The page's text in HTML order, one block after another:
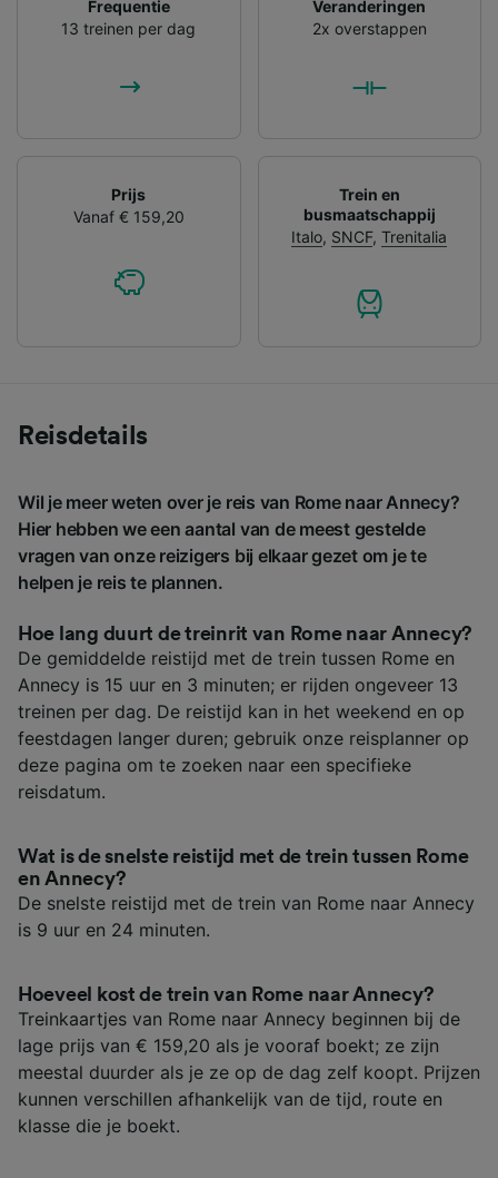
Frequentie
13 treinen per dag
Veranderingen
2x overstappen
Prijs
Vanaf € 159,20
Trein en
busmaatschappij
Italo, SNCF,Trenitalia
Reisdetails
Wil je meer weten over je reis van Rome naar Annecy?
Hier hebben we een aantal van de meest gestelde
vragen van onze reizigers bij elkaar gezet om je te
helpen je reis te plannen.
Hoe lang duurt de treinrit van Rome naar Annecy?
De gemiddelde reistijd met de trein tussen Rome en
Annecy is 15 uur en 3 minuten; er rijden ongeveer 13
treinen per dag. De reistijd kan in het weekend en op
feestdagen langer duren; gebruik onze reisplanner op
deze pagina om te zoeken naar een specifieke
reisdatum.
Wat is de snelste reistijd met de trein tussen Rome
en Annecy?
De snelste reistijd met de trein van Rome naar Annecy
is 9 uur en 24 minuten.
Hoeveel kost de trein van Rome naar Annecy?
Treinkaartjes van Rome naar Annecy beginnen bij de
lage prijs van € 159,20 als je vooraf boekt; ze zijn
meestal duurder als je ze op de dag zelf koopt. Prijzen
kunnen verschillen afhankelijk van de tijd, route en
klasse die je boekt.